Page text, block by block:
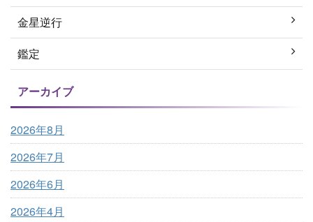
金星逆行
鑑定
アーカイブ
2026年8月
2026年7月
2026年6月
2026年4月